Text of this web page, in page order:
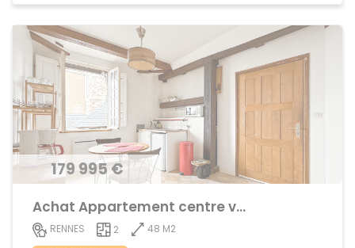
179 995 €
Achat Appartement centre ville
RENNES 2
48 M2